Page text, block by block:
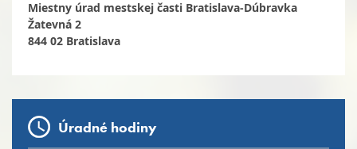
Miestny úrad mestskej časti Bratislava-Dúbravka
Žatevná 2
844 02 Bratislava
Úradné hodiny